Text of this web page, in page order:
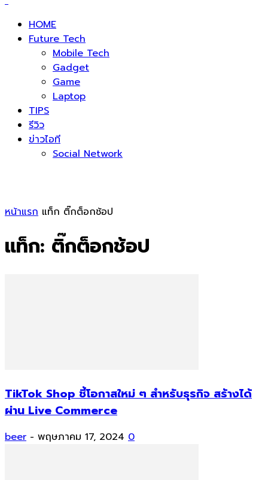
HOME
Future Tech
Mobile Tech
Gadget
Game
Laptop
TIPS
รีวิว
ข่าวไอที
Social Network
หน้าแรก แท็ก ติ๊กต็อกช้อป
แท็ก: ติ๊กต็อกช้อป
TikTok Shop ชี้โอกาสใหม่ ๆ สำหรับธุรกิจ สร้างได้
ผ่าน Live Commerce
beer - พฤษภาคม 17, 2024 0